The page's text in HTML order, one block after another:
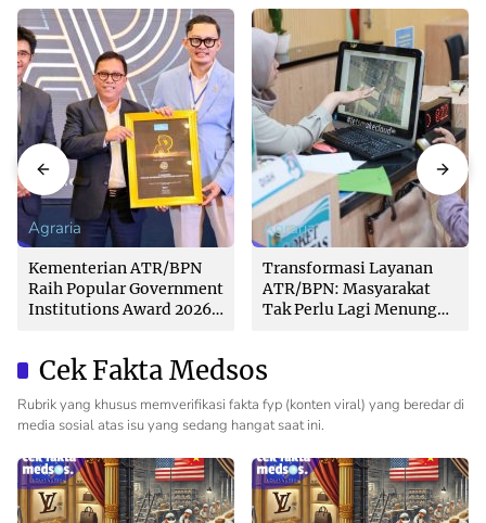
Agraria
Kementerian ATR/BPN
Raih Popular Government
Institutions Award 2026
Agraria
Transformasi Layanan
ATR/BPN: Masyarakat
Tak Perlu Lagi Menunggu
Cek Fakta Medsos
Rubrik yang khusus memverifikasi fakta fyp (konten viral) yang beredar di
media sosial atas isu yang sedang hangat saat ini.